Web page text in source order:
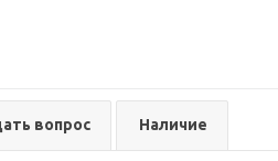
вопрос Наличие